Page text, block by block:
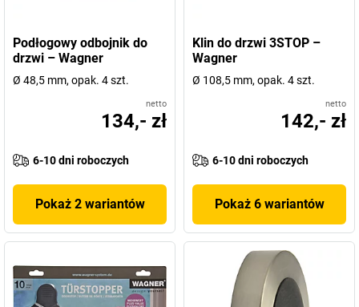
Podłogowy odbojnik do
drzwi – Wagner
Ø 48,5 mm, opak. 4 szt.
netto
134,- zł
6-10 dni roboczych
Pokaż 2 wariantów
Klin do drzwi 3STOP –
Wagner
Ø 108,5 mm, opak. 4 szt.
netto
142,- zł
6-10 dni roboczych
Pokaż 6 wariantów